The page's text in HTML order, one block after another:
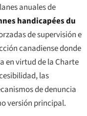
anuales de
handicapées du
de supervisión e
canadiense donde
en virtud de la Charte
las
de denuncia
versión principal.